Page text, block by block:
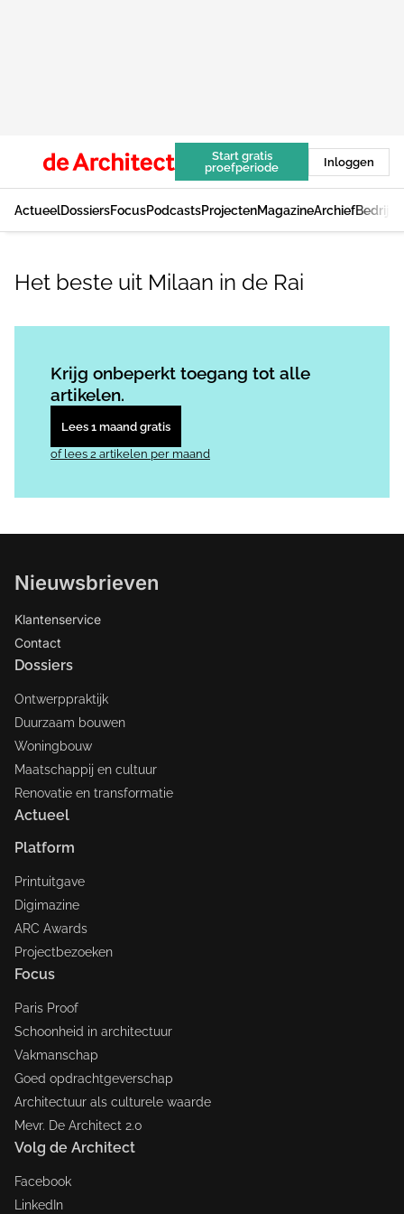
Start gratis
proefperiode
Inloggen
ActueelDossiersFocusPodcastsProjectenMagazineArchief
Het beste uit Milaan in de Rai
Krijg onbeperkt toegang tot alle
artikelen.
Lees 1 maand gratis
of lees 2 artikelen per maand
Nieuwsbrieven
Klantenservice
Contact
Dossiers
Ontwerppraktijk
Duurzaam bouwen
Woningbouw
Maatschappij en cultuur
Renovatie en transformatie
Actueel
Platform
Printuitgave
Digimazine
ARC Awards
Projectbezoeken
Focus
Paris Proof
Schoonheid in architectuur
Vakmanschap
Goed opdrachtgeverschap
Architectuur als culturele waarde
Mevr. De Architect 2.0
Volg de Architect
Facebook
LinkedIn